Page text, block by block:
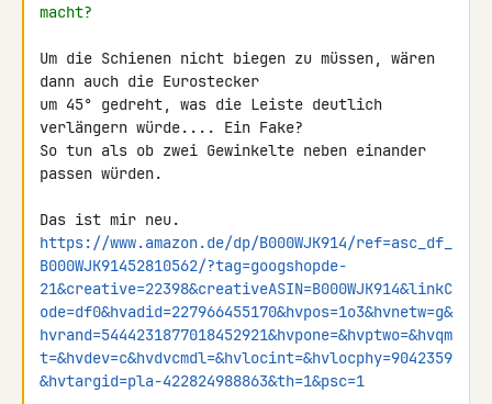
macht?
Um die Schienen nicht biegen zu müssen, wären
dann auch die Eurostecker
um 45° gedreht, was die Leiste deutlich
verlängern würde.... Ein Fake?
So tun als ob zwei Gewinkelte neben einander
passen würden.
https://www.amazon.de/dp/B000WJK914/ref=asc_df_
B000WJK91452810562/?tag=googshopde-
21&creative=22398&creativeASIN=B000WJK914&linkC
ode=df0&hvadid=227966455170&hvpos=1o3&hvnetw=g&
hvrand=5444231877018452921&hvpone=&hvptwo=&hvqm
t=&hvdev=c&hvdvcmdl=&hvlocint=&hvlocphy=9042359
&hvtargid=pla-422824988863&th=1&psc=1